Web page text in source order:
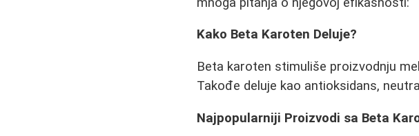
Kako Beta Karoten Deluje?
Beta karoten stimuliše proizvodnju
Takođe deluje kao antioksidans,
Najpopularniji Proizvodi sa Beta